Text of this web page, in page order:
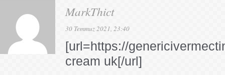
MarkThict
30 Temmuz 2021, 23:40
[url=https://
cream uk[/url]